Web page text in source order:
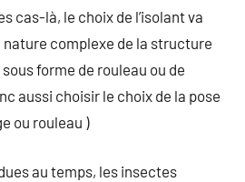
cas-là, le choix de l’isolant va
complexe de la structure
forme de rouleau ou de
aussi choisir le choix de la pose
ou rouleau )
au temps, les insectes